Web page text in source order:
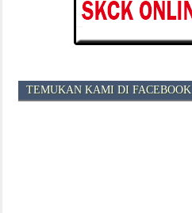
TEMUKAN KAMI DI FACEBOOK